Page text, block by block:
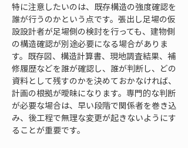
特に注意したいのは、既存構造の強度確認を
誰が行うのかという点です。張出し足場の仮
設設計者が足場側の検討を行っても、建物側
の構造確認が別途必要になる場合がありま
す。既存図、構造計算書、現地調査結果、補
修履歴などを誰が確認し、誰が判断し、どの
資料として残すのかを決めておかなければ、
計画の根拠が曖昧になります。専門的な判断
が必要な場合は、早い段階で関係者を巻き込
み、後工程で無理な変更が起きないようにす
ることが重要です。